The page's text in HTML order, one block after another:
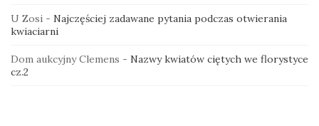
U Zosi - Najczęściej zadawane pytania podczas otwierania
kwiaciarni
Dom aukcyjny Clemens - Nazwy kwiatów ciętych we florystyce
cz.2